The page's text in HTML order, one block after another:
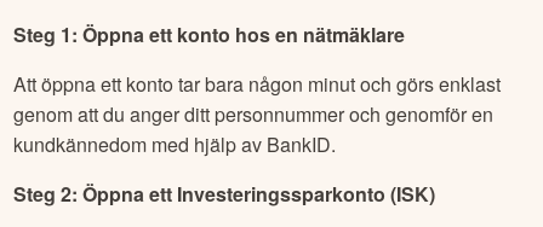
Steg 1: Öppna ett konto hos en nätmäklare
Att öppna ett konto tar bara någon minut och görs enklast
genom att du anger ditt personnummer och genomför en
kundkännedom med hjälp av BankID.
Steg 2: Öppna ett Investeringssparkonto (ISK)